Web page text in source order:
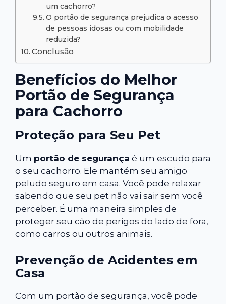
um cachorro?
O portão de segurança prejudica o acesso
de pessoas idosas ou com mobilidade
reduzida?
Conclusão
Benefícios do Melhor
Portão de Segurança
para Cachorro
Proteção para Seu Pet
Um portão de segurança é um escudo para
o seu cachorro. Ele mantém seu amigo
peludo seguro em casa. Você pode relaxar
sabendo que seu pet não vai sair sem você
perceber. É uma maneira simples de
proteger seu cão de perigos do lado de fora,
como carros ou outros animais.
Prevenção de Acidentes em
Casa
Com um portão de segurança, você pode